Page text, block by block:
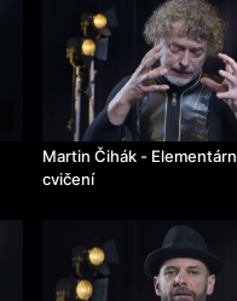
Martin Čihák -
cvičení